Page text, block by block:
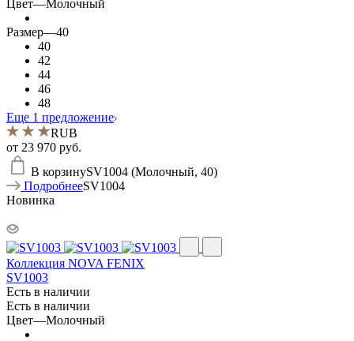
Цвет—Молочный
Размер—40
40
42
44
46
48
Еще 1 предложение
RUB
от 23 970 руб.
В корзинуSV1004 (Молочный, 40)
ПодробнееSV1004
Новинка
Коллекция NOVA FENIX
SV1003
Есть в наличии
Есть в наличии
Цвет—Молочный